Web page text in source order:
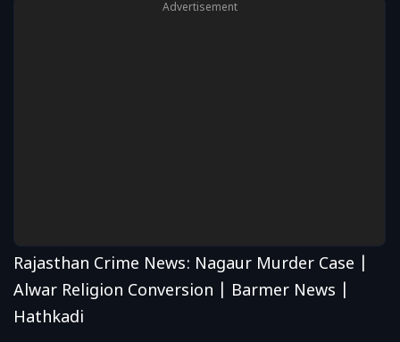
Advertisement
Rajasthan Crime News: Nagaur Murder Case |
Alwar Religion Conversion | Barmer News |
Hathkadi